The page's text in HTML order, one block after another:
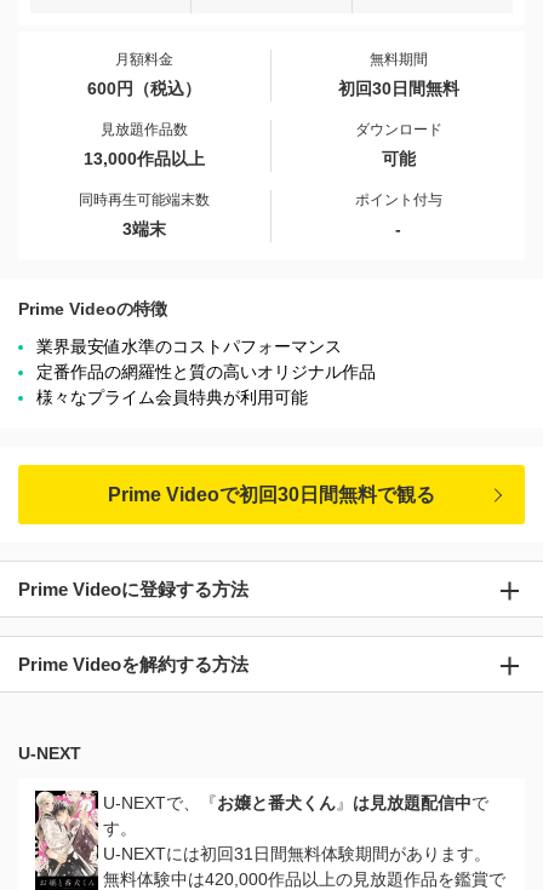
月額料金
600円（税込）
無料期間
初回30日間無料
見放題作品数
13,000作品以上
ダウンロード
可能
同時再生可能端末数
3端末
ポイント付与
-
Prime Videoの特徴
業界最安値水準のコストパフォーマンス
定番作品の網羅性と質の高いオリジナル作品
様々なプライム会員特典が利用可能
Prime Videoで初回30日間無料で観る
Prime Videoに登録する方法
Prime Videoを解約する方法
U-NEXT
U-NEXTで、『お嬢と番犬くん』 は見放題配信中で
す。
U-NEXTには初回31日間無料体験期間があります。
無料体験中は420,000作品以上の見放題作品を鑑賞で